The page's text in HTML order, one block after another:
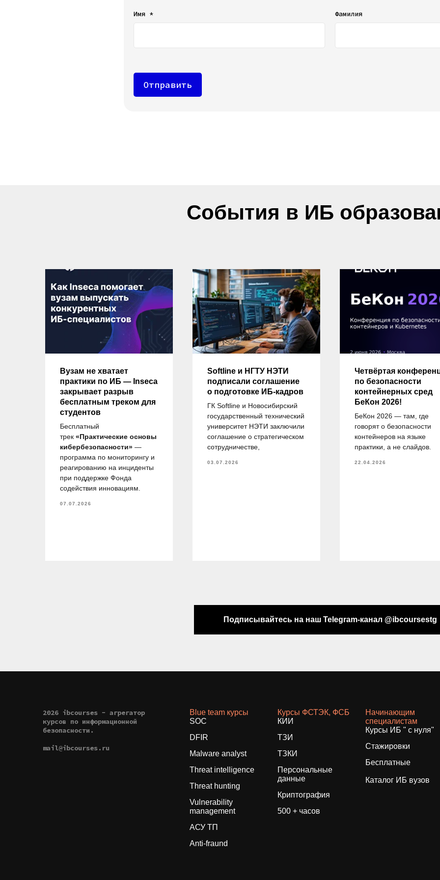
Имя * Фамилия
Отправить
События в ИБ
Вузам не хватает
практики по ИБ — Inseca
закрывает разрыв
бесплатным треком для
студентов
Бесплатный
трек «Практические основы
кибербезопасности» —
программа по мониторингу и
реагированию на инциденты
при поддержке Фонда
содействия инновациям.
07.07.2026
Softline и НГТУ НЭТИ
подписали соглашение
о подготовке ИБ-кадров
ГК Softline и Новосибирский
государственный технический
университет НЭТИ заключили
соглашение о стратегическом
сотрудничестве,
03.07.2026
Четвёртая
по безопасности
контейнерных сред
БеКон 2026!
БеКон 2026 — там, где
говорят о безопасности
контейнеров на языке
практики, а не слайдов.
22.04.2026
Подписывайтесь на наш Telegram-канал @ibcoursestg
2026 ibcourses - агрегатор
курсов по информационной
безопасности.
mail@ibcourses.ru
Blue team курсы
SOC
DFIR
Malware analyst
Threat intelligence
Threat hunting
Vulnerability
management
АСУ ТП
Anti-fraund
Курсы ФСТЭК, ФСБ
КИИ
ТЗИ
ТЗКИ
Персональные
данные
Криптография
500 + часов
Начинающим
специалистам
Курсы ИБ " с нуля"
Стажировки
Бесплатные
Каталог ИБ вузов